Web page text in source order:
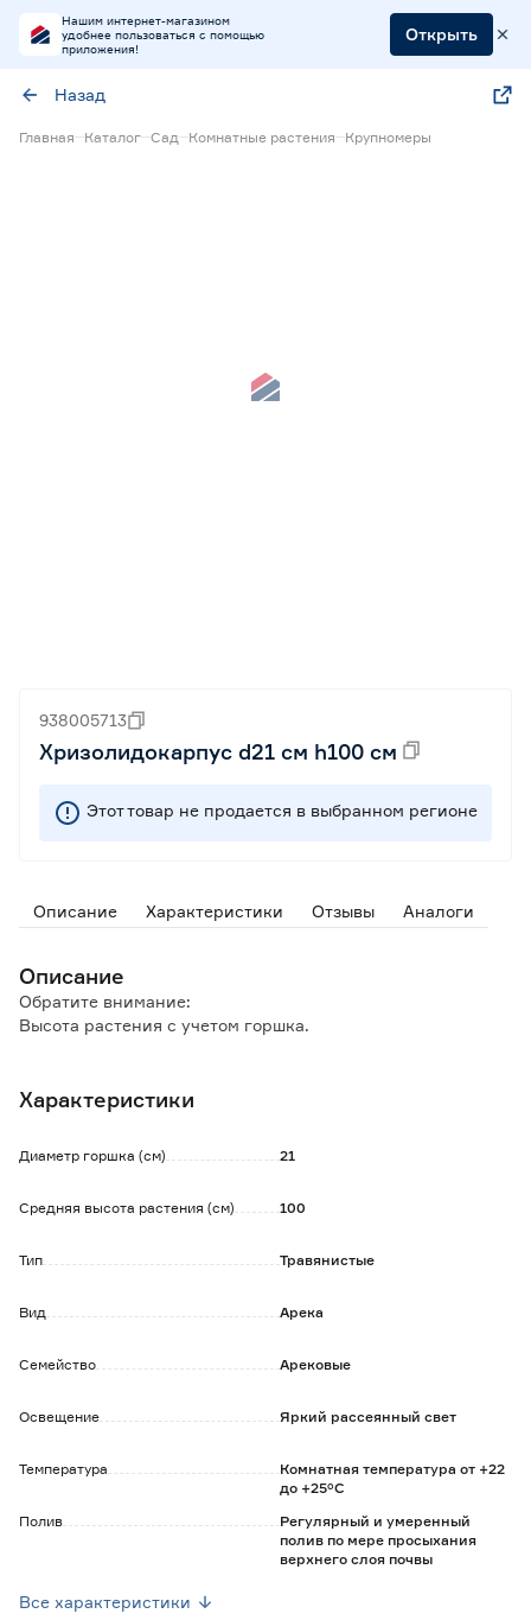
Нашим интернет-магазином
удобнее пользоваться с помощью
приложения!
Открыть
Назад
Главная Каталог Сад Комнатные растения Крупномеры
938005713
Хризолидокарпус d21 см h100 см
Этот товар не продается в выбранном регионе
Описание Характеристики Отзывы Аналоги
Описание
Обратите внимание:
Высота растения с учетом горшка.
Характеристики
Диаметр горшка (см) 21
Средняя высота растения (см) 100
Тип Травянистые
Вид Арека
Семейство Арековые
Освещение Яркий рассеянный свет
Температура
Комнатная температура от +22
до +25°C
Полив
Регулярный и умеренный
полив по мере просыхания
верхнего слоя почвы
Все характеристики